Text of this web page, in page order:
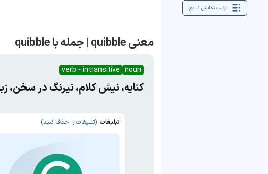
ترتیب نمایش نتایج
معنی quibble | جمله با quibble
noun
verb - intransitive
کنایه، نیش کلام، نیرنگ در سخن،
تبلیغات (تبلیغات را حذف کنید)